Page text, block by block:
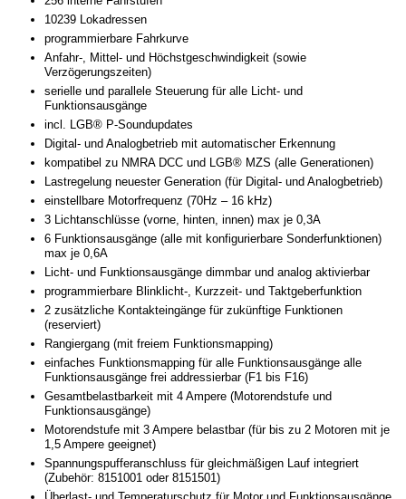
10239 Lokadressen
programmierbare Fahrkurve
Anfahr-, Mittel- und Höchstgeschwindigkeit (sowie
Verzögerungszeiten)
serielle und parallele Steuerung für alle Licht- und
Funktionsausgänge
incl. LGB® P-Soundupdates
Digital- und Analogbetrieb mit automatischer Erkennung
kompatibel zu NMRA DCC und LGB® MZS (alle Generationen)
Lastregelung neuester Generation (für Digital- und Analogbetrieb)
einstellbare Motorfrequenz (70Hz – 16 kHz)
3 Lichtanschlüsse (vorne, hinten, innen) max je 0,3A
6 Funktionsausgänge (alle mit konfigurierbare Sonderfunktionen)
max je 0,6A
Licht- und Funktionsausgänge dimmbar und analog aktivierbar
programmierbare Blinklicht-, Kurzzeit- und Taktgeberfunktion
2 zusätzliche Kontakteingänge für zukünftige Funktionen
(reserviert)
Rangiergang (mit freiem Funktionsmapping)
einfaches Funktionsmapping für alle Funktionsausgänge alle
Funktionsausgänge frei addressierbar (F1 bis F16)
Gesamtbelastbarkeit mit 4 Ampere (Motorendstufe und
Funktionsausgänge)
Motorendstufe mit 3 Ampere belastbar (für bis zu 2 Motoren mit je
1,5 Ampere geeignet)
Spannungspufferanschluss für gleichmäßigen Lauf integriert
(Zubehör: 8151001 oder 8151501)